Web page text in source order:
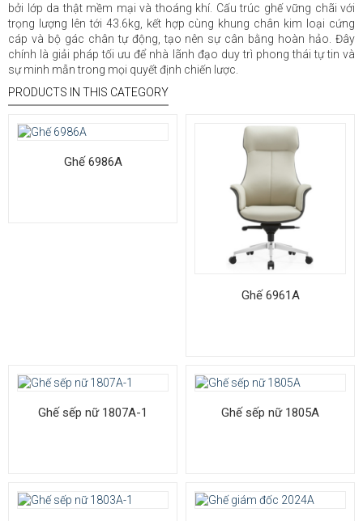
bởi lớp da thật mềm mại và thoáng khí. Cấu trúc ghế vững chãi với
trọng lượng lên tới 43.6kg, kết hợp cùng khung chân kim loại cứng
cáp và bộ gác chân tự động, tạo nên sự cân bằng hoàn hảo. Đây
chính là giải pháp tối ưu để nhà lãnh đạo duy trì phong thái tự tin và
sự minh mẫn trong mọi quyết định chiến lược.
PRODUCTS IN THIS CATEGORY
Ghế 6986A
Ghế 6961A
Ghế sếp nữ 1807A-1 Ghế sếp nữ 1805A